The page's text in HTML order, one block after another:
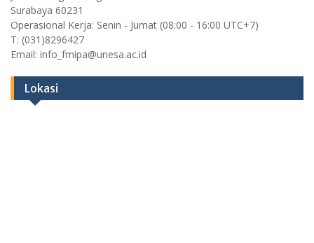
Surabaya 60231
Operasional Kerja: Senin - Jumat (08:00 - 16:00 UTC+7)
T: (031)8296427
Email: info_fmipa@unesa.ac.id
Lokasi